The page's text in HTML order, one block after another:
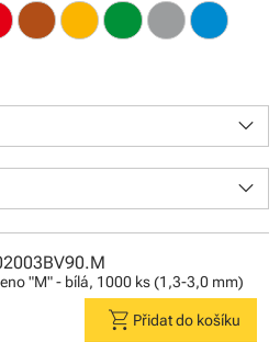
keyboard_arrow_down
keyboard_arrow_down
"M" - bílá, 1000 ks (1,3-3,0 mm)
shopping_cart Přidat do košíku